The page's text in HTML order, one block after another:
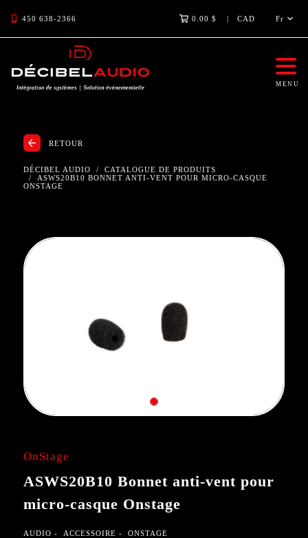
450 638-2366 0.00 $ CAD Fr
MENU
RETOUR
DÉCIBEL AUDIO
CATALOGUE DE PRODUITS
ASWS20B10 BONNET ANTI-VENT POUR MICRO-CASQUE
ONSTAGE
OnStage
ASWS20B10 Bonnet anti-vent pour
micro-casque Onstage
AUDIO ACCESSOIRE ONSTAGE